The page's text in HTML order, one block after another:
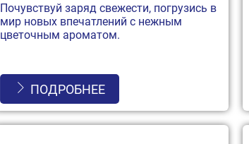
Почувствуй заряд свежести, погрузись в
мир новых впечатлений с нежным
цветочным ароматом.
ПОДРОБНЕЕ